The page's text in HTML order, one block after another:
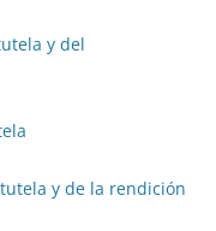
y del
y de la rendición